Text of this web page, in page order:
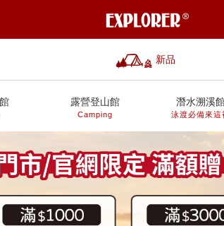
新品
露營登山館
Camping
潛水溯溪
泳渡必備來這